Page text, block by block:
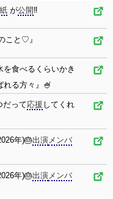
が公開 ‼️
こと♡』
を食べるくらいかき
れる方々』🍧
だって応援 してくれ
年)🎂出演メンバ
年)🎂出演メンバ